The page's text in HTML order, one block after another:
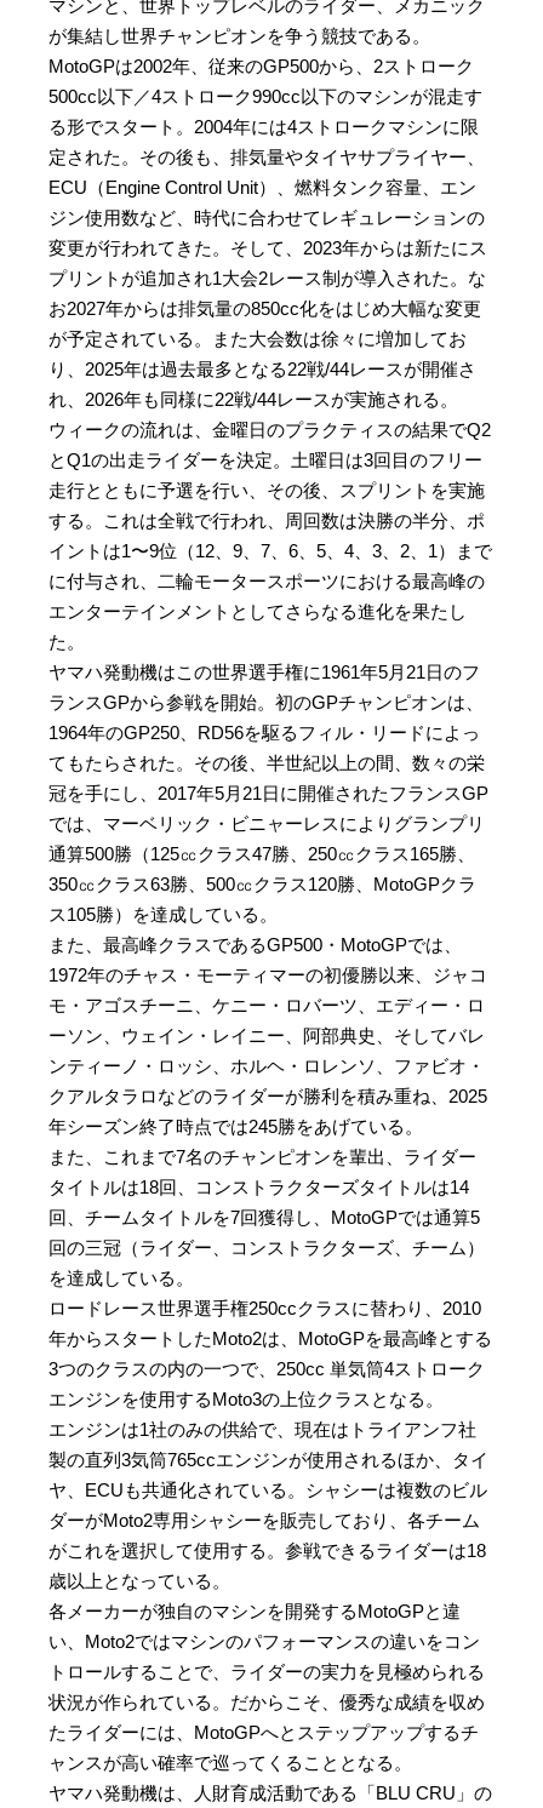
マシンと、世界トップレベルのライダー、メカニック
が集結し世界チャンピオンを争う競技である。
MotoGPは2002年、従来のGP500から、2ストローク
500cc以下／4ストローク990cc以下のマシンが混走す
る形でスタート。2004年には4ストロークマシンに限
定された。その後も、排気量やタイヤサプライヤー、
ECU（Engine Control Unit）、燃料タンク容量、エン
ジン使用数など、時代に合わせてレギュレーションの
変更が行われてきた。そして、2023年からは新たにス
プリントが追加され1大会2レース制が導入された。な
お2027年からは排気量の850cc化をはじめ大幅な変更
が予定されている。また大会数は徐々に増加してお
り、2025年は過去最多となる22戦/44レースが開催さ
れ、2026年も同様に22戦/44レースが実施される。
ウィークの流れは、金曜日のプラクティスの結果でQ2
とQ1の出走ライダーを決定。土曜日は3回目のフリー
走行とともに予選を行い、その後、スプリントを実施
する。これは全戦で行われ、周回数は決勝の半分、ポ
イントは1〜9位（12、9、7、6、5、4、3、2、1）まで
に付与され、二輪モータースポーツにおける最高峰の
エンターテインメントとしてさらなる進化を果たし
た。
ヤマハ発動機はこの世界選手権に1961年5月21日のフ
ランスGPから参戦を開始。初のGPチャンピオンは、
1964年のGP250、RD56を駆るフィル・リードによっ
てもたらされた。その後、半世紀以上の間、数々の栄
冠を手にし、2017年5月21日に開催されたフランスGP
では、マーベリック・ビニャーレスによりグランプリ
通算500勝（125㏄クラス47勝、250㏄クラス165勝、
350㏄クラス63勝、500㏄クラス120勝、MotoGPクラ
ス105勝）を達成している。
また、最高峰クラスであるGP500・MotoGPでは、
1972年のチャス・モーティマーの初優勝以来、ジャコ
モ・アゴスチーニ、ケニー・ロバーツ、エディー・ロ
ーソン、ウェイン・レイニー、阿部典史、そしてバレ
ンティーノ・ロッシ、ホルヘ・ロレンソ、ファビオ・
クアルタラロなどのライダーが勝利を積み重ね、2025
年シーズン終了時点では245勝をあげている。
また、これまで7名のチャンピオンを輩出、ライダー
タイトルは18回、コンストラクターズタイトルは14
回、チームタイトルを7回獲得し、MotoGPでは通算5
回の三冠（ライダー、コンストラクターズ、チーム）
を達成している。
ロードレース世界選手権250ccクラスに替わり、2010
年からスタートしたMoto2は、MotoGPを最高峰とする
3つのクラスの内の一つで、250cc 単気筒4ストローク
エンジンを使用するMoto3の上位クラスとなる。
エンジンは1社のみの供給で、現在はトライアンフ社
製の直列3気筒765ccエンジンが使用されるほか、タイ
ヤ、ECUも共通化されている。シャシーは複数のビル
ダーがMoto2専用シャシーを販売しており、各チーム
がこれを選択して使用する。参戦できるライダーは18
歳以上となっている。
各メーカーが独自のマシンを開発するMotoGPと違
い、Moto2ではマシンのパフォーマンスの違いをコン
トロールすることで、ライダーの実力を見極められる
状況が作られている。だからこそ、優秀な成績を収め
たライダーには、MotoGPへとステップアップするチ
ャンスが高い確率で巡ってくることとなる。
ヤマハ発動機は、人財育成活動である「BLU CRU」の